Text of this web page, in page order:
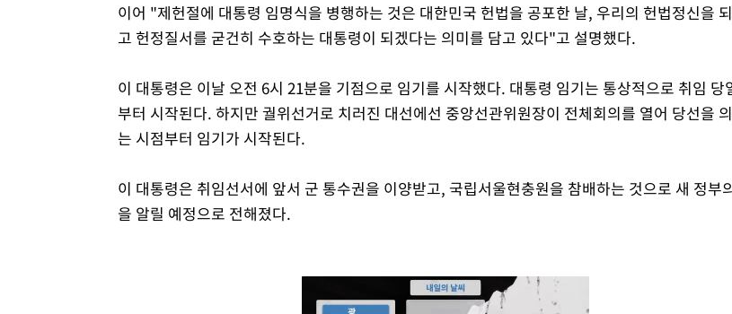
이어 "제헌절에 대통령 임명식을 병행하는 것은 대한민국 헌법을 공포한 날, 우리의 헌법정신을
고 헌정질서를 굳건히 수호하는 대통령이 되겠다는 의미를 담고 있다"고 설명했다.
이 대통령은 이날 오전 6시 21분을 기점으로 임기를 시작했다. 대통령 임기는 통상적으로 취임 당
부터 시작된다. 하지만 궐위선거로 치러진 대선에선 중앙선관위원장이 전체회의를 열어 당선을
는 시점부터 임기가 시작된다.
이 대통령은 취임선서에 앞서 군 통수권을 이양받고, 국립서울현충원을 참배하는 것으로 새 정부
을 알릴 예정으로 전해졌다.